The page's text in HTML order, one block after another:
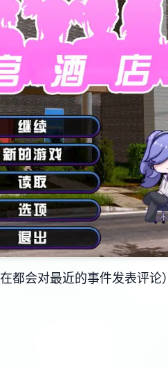
都会对最近的事件发表评论）